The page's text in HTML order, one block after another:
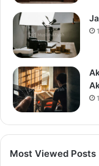
Most Viewed Posts